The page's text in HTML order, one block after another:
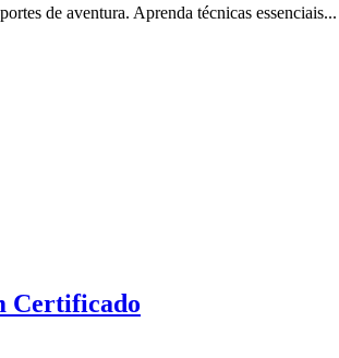
de aventura. Aprenda técnicas essenciais...
Certificado